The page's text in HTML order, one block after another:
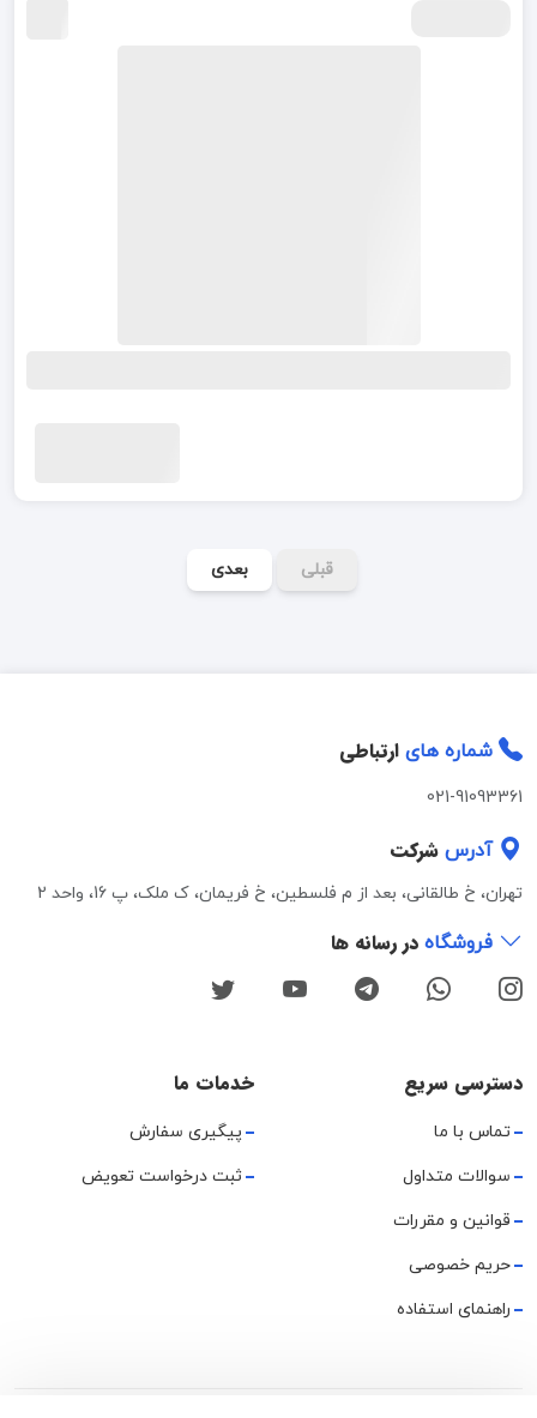
قبلی بعدی
شماره های ارتباطی
021-91093361
آدرس شرکت
تهران، خ طالقانی، بعد از م فلسطین، خ فریمان، ک ملک، پ 16، واحد 2
فروشگاه در رسانه ها
دسترسی سریع
تماس با ما
سوالات متداول
قوانین و مقررات
حریم خصوصی
راهنمای استفاده
خدمات ما
پیگیری سفارش
ثبت درخواست تعویض